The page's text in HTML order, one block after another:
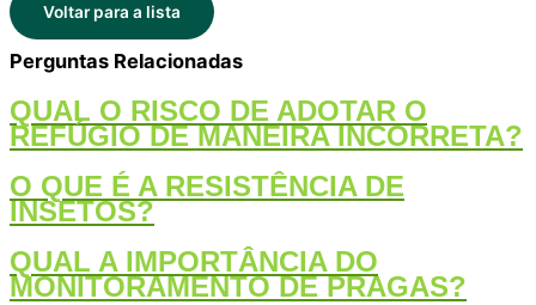
Voltar para a lista
Perguntas Relacionadas
QUAL O RISCO DE ADOTAR O
REFÚGIO DE MANEIRA INCORRETA?
O QUE É A RESISTÊNCIA DE
INSETOS?
QUAL A IMPORTÂNCIA DO
MONITORAMENTO DE PRAGAS?